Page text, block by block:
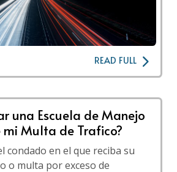
READ FULL
una Escuela de Manejo
mi Multa de Trafico?
condado en el que reciba su
o multa por exceso de